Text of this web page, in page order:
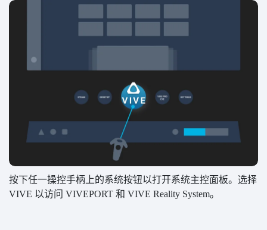
按下任一操控手柄上的系统按钮以打开系统主控面板。选择
VIVE 以访问 VIVEPORT 和 VIVE Reality System。